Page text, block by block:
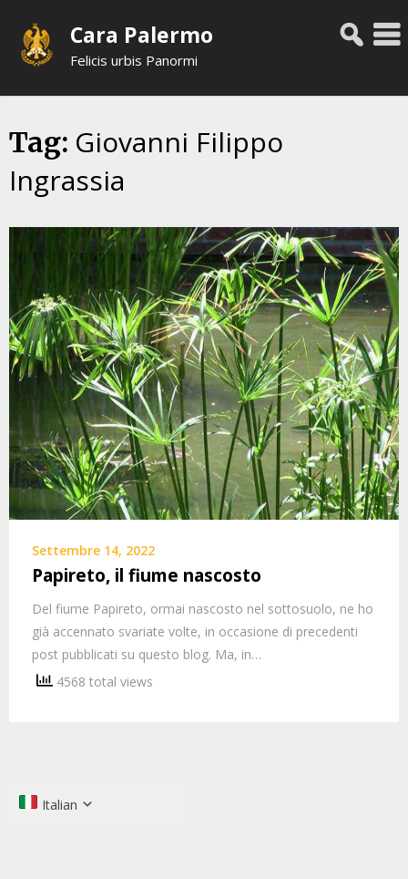
content
Cara Palermo
Felicis urbis Panormi
Tag: Giovanni Filippo
Ingrassia
Settembre 14, 2022
Papireto, il fiume nascosto
Del fiume Papireto, ormai nascosto nel sottosuolo, ne ho
già accennato svariate volte, in occasione di precedenti
post pubblicati su questo blog. Ma, in…
4568 total views
Italian